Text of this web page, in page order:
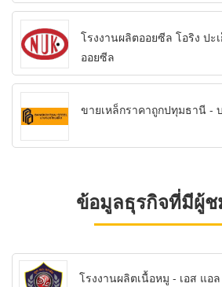
โรงงานผลิตออยซีล โอริง ปะ
ออยซีล
ขายเหล็กราคาถูกปทุมธานี -
ข้อมูลธุรกิจที่มีผู้
โรงงานผลิตเนื้อหมู - เอส แอ